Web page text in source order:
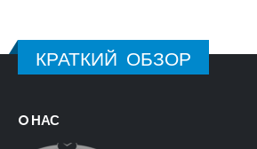
КРАТКИЙ ОБЗОР
O НАС